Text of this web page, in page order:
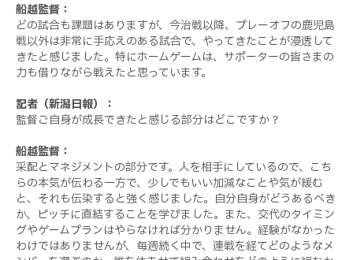
船越監督：
どの試合も課題はありますが、今治戦以降、プレーオフの鹿児島
戦以外は非常に手応えのある試合で、やってきたことが浸透して
きたと感じました。特にホームゲームは、サポーターの皆さまの
力も借りながら戦えたと思っています。
記者（新潟日報）：
監督ご自身が成長できたと感じる部分はどこですか？
船越監督：
采配とマネジメントの部分です。人を相手にしているので、こち
らの本気が伝わる一方で、少しでもいい加減なことや気が緩む
と、それも伝染すると強く感じました。自分自身がどうあるべき
か、ピッチに直結することを学びました。また、交代のタイミン
グやゲームプランはやらなければ分かりません。経験がなかった
わけではありませんが、毎週続く中で、連戦を経てどのようなメ